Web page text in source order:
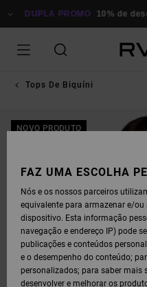
PARA DUPLA PROMO 10% de
Tops De Biquíni
NOVO PRODUTO
FAZ UMA ESCOLHA
Nós e os nossos parceiros
equivalente para armazenar e/
dispositivo. Esta informação
navegação e endereço IP) pode
publicações e conteúdos
e o desempenho do conteúdo;
personalizados; para saber mais
desenvolver e melhorar os